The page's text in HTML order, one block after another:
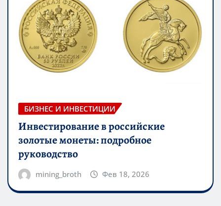
БИЗНЕС И ИНВЕСТИЦИИ
Инвестирование в российские
золотые монеты: подробное
руководство
mining_broth Фев 18, 2026